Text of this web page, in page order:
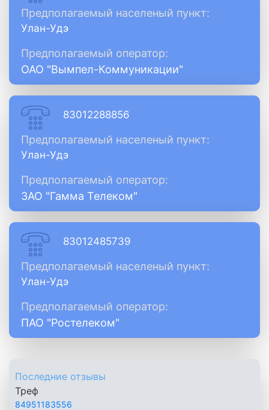
Предполагаемый населеный пункт:
Улан-Удэ
Предполагаемый оператор:
ОАО "Вымпел-Коммуникации"
83012288856
Предполагаемый населеный пункт:
Улан-Удэ
Предполагаемый оператор:
ЗАО "Гамма Телеком"
83012485739
Предполагаемый населеный пункт:
Улан-Удэ
Предполагаемый оператор:
ПАО "Ростелеком"
Последние отзывы
Треф
84951183556